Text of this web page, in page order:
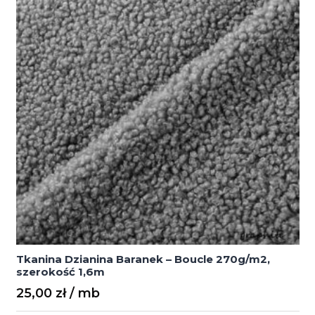
1,6m
Tkanina Dzianina Baranek – Boucle 270g/m2,
szerokość 1,6m
25,00 zł